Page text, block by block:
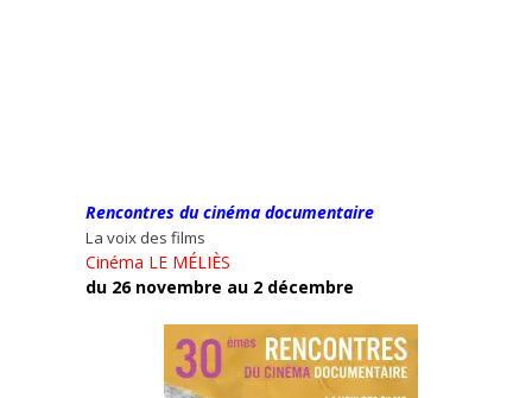
Rencontres du cinéma documentaire
La voix des films
Cinéma LE MÉLIÈS
du 26 novembre au 2 décembre